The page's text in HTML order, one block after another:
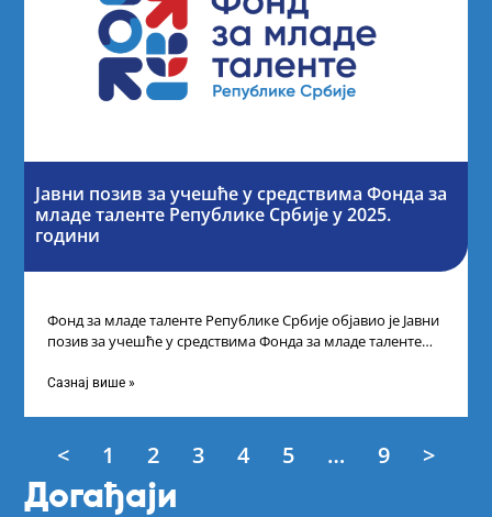
Јавни позив за учешће у средствима Фонда за
младе таленте Републике Србије у 2025.
години
Фонд за младе таленте Републике Србије објавио је Јавни
позив за учешће у средствима Фонда за младе таленте
Сазнај више »
< 1 2 3 4 5 … 9 >
Догађаји